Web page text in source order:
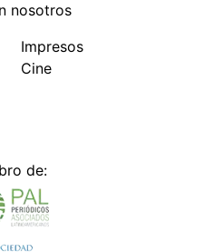
nosotros
Impresos
Cine
de: